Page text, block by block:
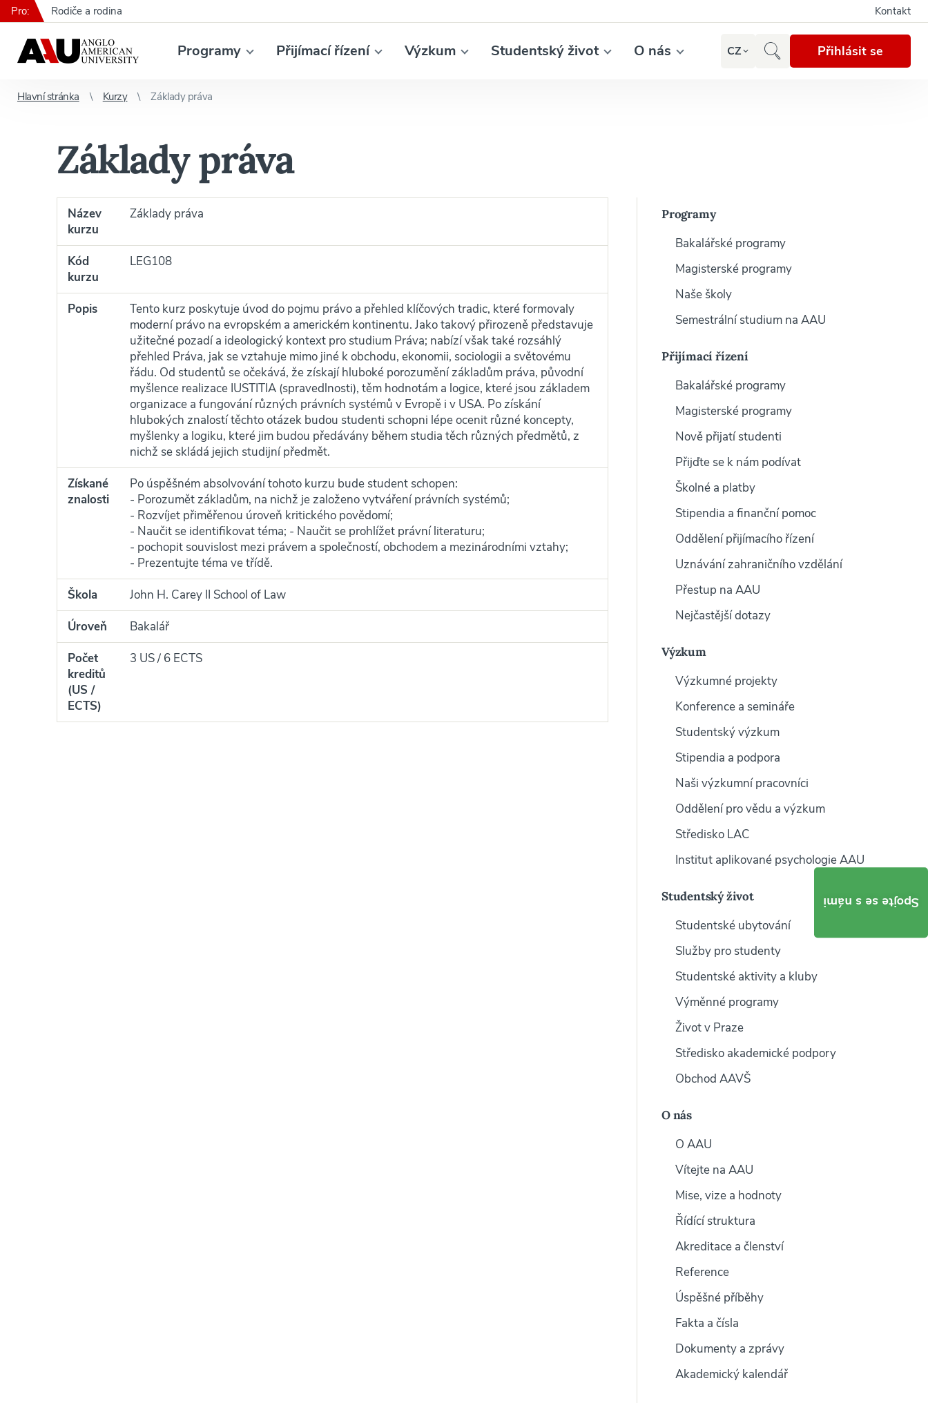
Programy Přijímací řízení Výzkum Studentský život O nás CZ Přihlásit se
Pro: Rodiče a rodina Kontakt
Hlavní stránka Kurzy Základy práva
Základy práva
Název
kurzu
Základy práva
Kód
kurzu
LEG108
Popis
Tento kurz poskytuje úvod do pojmu právo a přehled klíčových tradic, které formovaly
moderní právo na evropském a americkém kontinentu. Jako takový přirozeně představuje
užitečné pozadí a ideologický kontext pro studium Práva; nabízí však také rozsáhlý
přehled Práva, jak se vztahuje mimo jiné k obchodu, ekonomii, sociologii a světovému
řádu. Od studentů se očekává, že získají hluboké porozumění základům práva, původní
myšlence realizace IUSTITIA (spravedlnosti), těm hodnotám a logice, které jsou základem
organizace a fungování různých právních systémů v Evropě i v USA. Po získání
hlubokých znalostí těchto otázek budou studenti schopni lépe ocenit různé koncepty,
myšlenky a logiku, které jim budou předávány během studia těch různých předmětů, z
nichž se skládá jejich studijní předmět.
Získané
znalosti
Po úspěšném absolvování tohoto kurzu bude student schopen:
- Porozumět základům, na nichž je založeno vytváření právních systémů;
- Rozvíjet přiměřenou úroveň kritického povědomí;
- Naučit se identifikovat téma; - Naučit se prohlížet právní literaturu;
- pochopit souvislost mezi právem a společností, obchodem a mezinárodními vztahy;
- Prezentujte téma ve třídě.
Škola
John H. Carey II School of Law
Úroveň
Bakalář
Počet
kreditů
(US /
ECTS)
3 US / 6 ECTS
Programy
Bakalářské programy
Magisterské programy
Naše školy
Semestrální studium na AAU
Přijímací řízení
Bakalářské programy
Magisterské programy
Nově přijatí studenti
Přijďte se k nám podívat
Školné a platby
Stipendia a finanční pomoc
Oddělení přijímacího řízení
Uznávání zahraničního vzdělání
Přestup na AAU
Nejčastější dotazy
Výzkum
Výzkumné projekty
Konference a semináře
Studentský výzkum
Stipendia a podpora
Naši výzkumní pracovníci
Oddělení pro vědu a výzkum
Středisko LAC
Institut aplikované psychologie AAU
Studentský život
Studentské ubytování
Služby pro studenty
Studentské aktivity a kluby
Výměnné programy
Život v Praze
Středisko akademické podpory
Obchod AAVŠ
O nás
O AAU
Vítejte na AAU
Mise, vize a hodnoty
Řídící struktura
Akreditace a členství
Reference
Úspěšné příběhy
Fakta a čísla
Dokumenty a zprávy
Akademický kalendář
Spojte se s námi